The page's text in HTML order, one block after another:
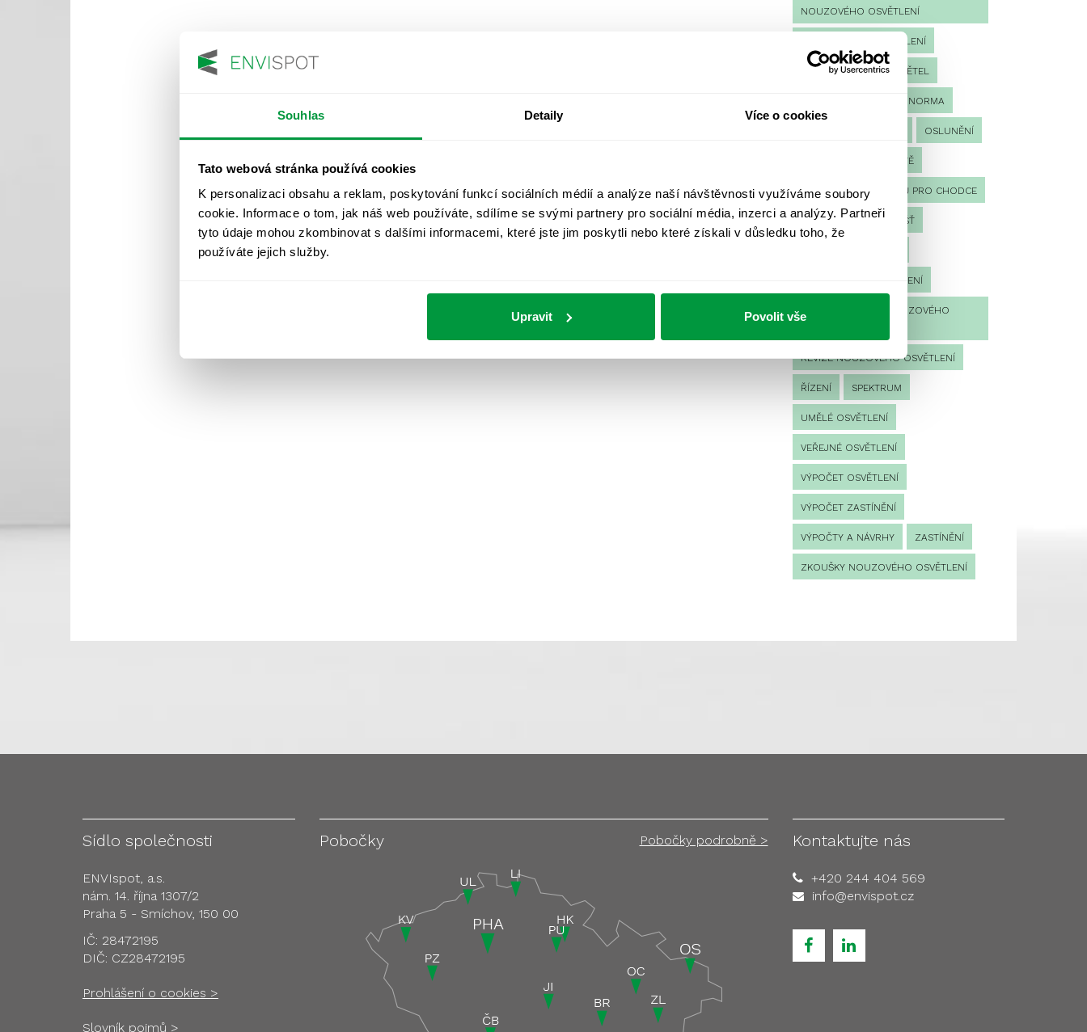
Souhlas Detaily Více o cookies
Tato webová stránka používá cookies
K personalizaci obsahu a reklam, poskytování funkcí sociálních médií a analýze naší návštěvnosti využíváme soubory
cookie. Informace o tom, jak náš web používáte, sdílíme se svými partnery pro sociální média, inzerci a analýzy. Partneři
tyto údaje mohou zkombinovat s dalšími informacemi, které jste jim poskytli nebo které získali v důsledku toho, že
používáte jejich služby.
Upravit Povolit vše
NOUZOVÉHO OSVĚTLENÍ
LED NOUZOVÉ OSVĚTLENÍ
MĚŘENÍ MĚŘENÍ SVĚTEL
NORMA
OSLUNĚNÍ
OSVĚTLENÍ PRACOVIŠTĚ
OSVĚTLENÍ PŘECHODŮ PRO CHODCE
OSVĚTLENÍ SPORTOVIŠŤ
PROTIPANICKÉ OSVĚTLENÍ
PROVOZNÍ DENÍK NOUZOVÉHO
REVIZE NOUZOVÉHO OSVĚTLENÍ
ŘÍZENÍ SPEKTRUM
UMĚLÉ OSVĚTLENÍ
VEŘEJNÉ OSVĚTLENÍ
VÝPOČET OSVĚTLENÍ
VÝPOČET ZASTÍNĚNÍ
VÝPOČTY A NÁVRHY ZASTÍNĚNÍ
ZKOUŠKY NOUZOVÉHO OSVĚTLENÍ
Sídlo společnosti
ENVIspot, a.s.
nám. 14. října 1307/2
Praha 5 - Smíchov, 150 00
IČ: 28472195
DIČ: CZ28472195
Prohlášení o cookies >
Slovník pojmů >
Pobočky Pobočky podrobně > Kontaktujte nás
+420 244 404 569
info@envispot.cz